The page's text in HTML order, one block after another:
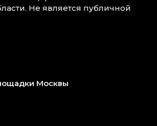
Не является публичной
Москвы